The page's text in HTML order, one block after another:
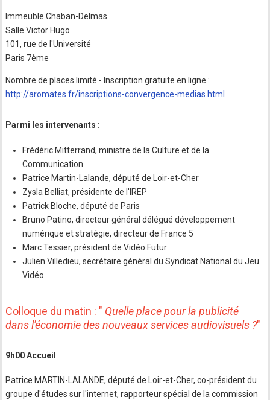
Immeuble Chaban-Delmas
Salle Victor Hugo
101, rue de l'Université
Paris 7ème
Nombre de places limité - Inscription gratuite en ligne :
http://aromates.fr/inscriptions-convergence-medias.html
Parmi les intervenants :
Frédéric Mitterrand, ministre de la Culture et de la
Communication
Patrice Martin-Lalande, député de Loir-et-Cher
Zysla Belliat, présidente de l'IREP
Patrick Bloche, député de Paris
Bruno Patino, directeur général délégué développement
numérique et stratégie, directeur de France 5
Marc Tessier, président de Vidéo Futur
Julien Villedieu, secrétaire général du Syndicat National du Jeu
Vidéo
Colloque du matin : " Quelle place pour la publicité
dans l'économie des nouveaux services audiovisuels ?"
9h00 Accueil
Patrice MARTIN-LALANDE, député de Loir-et-Cher, co-président du
groupe d'études sur l'internet, rapporteur spécial de la commission